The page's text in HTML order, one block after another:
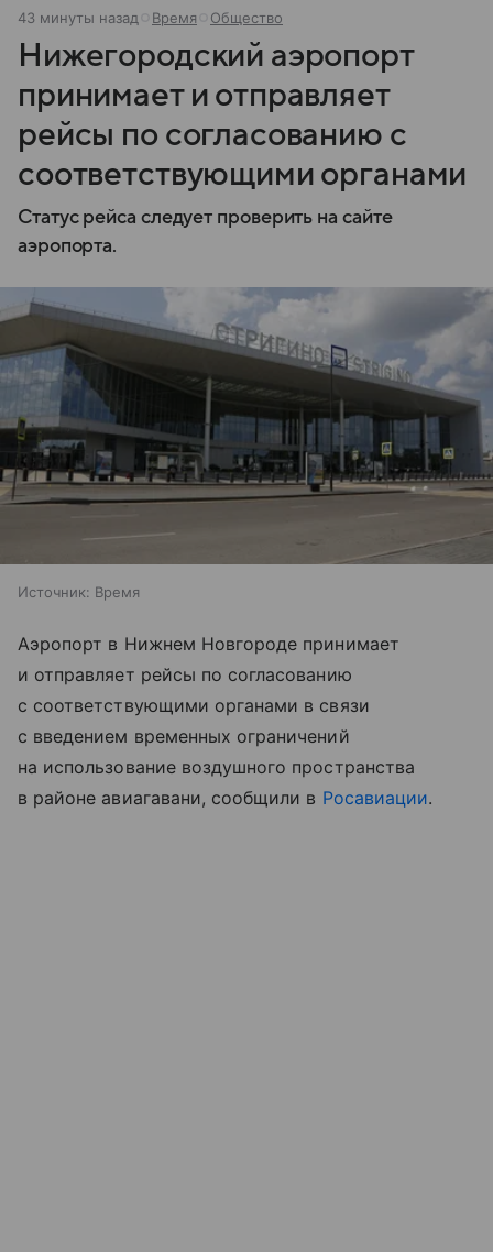
43 минуты назад Время Общество
Нижегородский аэропорт
принимает и отправляет
рейсы по согласованию с
соответствующими органами
Статус рейса следует проверить на сайте
аэропорта.
Источник: Время
Аэропорт в Нижнем Новгороде принимает
и отправляет рейсы по согласованию
с соответствующими органами в связи
с введением временных ограничений
на использование воздушного пространства
в районе авиагавани, сообщили в Росавиации.